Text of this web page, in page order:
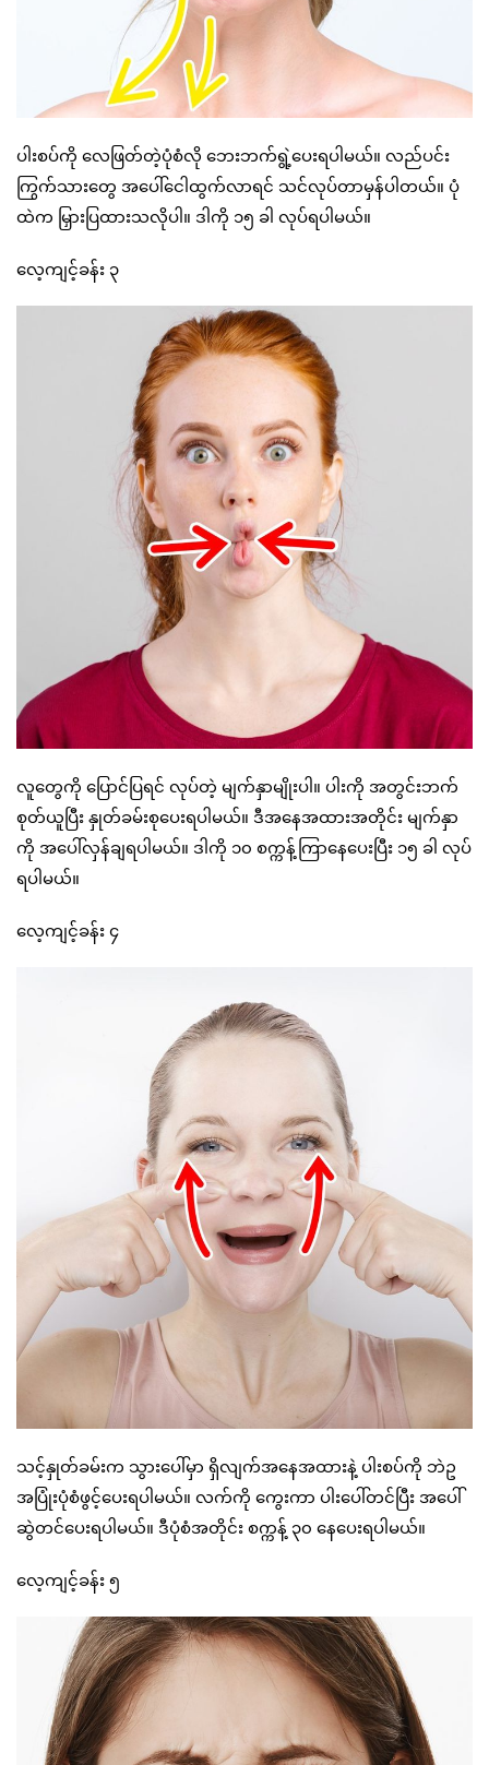
ပါးစပ်ကို လေဖြတ်တဲ့ပုံစံလို ဘေးဘက်ရွဲ့ပေးရပါမယ်။ လည်ပင်း
ကြွက်သားတွေ အပေါ်ငေါထွက်လာရင် သင်လုပ်တာမှန်ပါတယ်။ ပုံ
ထဲက မြှားပြထားသလိုပါ။ ဒါကို ၁၅ ခါ လုပ်ရပါမယ်။
လေ့ကျင့်ခန်း ၃
လူတွေကို ပြောင်ပြရင် လုပ်တဲ့ မျက်နှာမျိုးပါ။ ပါးကို အတွင်းဘက်
စုတ်ယူပြီး နှုတ်ခမ်းစုပေးရပါမယ်။ ဒီအနေအထားအတိုင်း မျက်နှာ
ကို အပေါ်လှန်ချရပါမယ်။ ဒါကို ၁၀ စက္ကန့်ကြာနေပေးပြီး ၁၅ ခါ လုပ်
ရပါမယ်။
လေ့ကျင့်ခန်း ၄
သင့်နှုတ်ခမ်းက သွားပေါ်မှာ ရှိလျက်အနေအထားနဲ့ ပါးစပ်ကို ဘဲဥ
အပြုံးပုံစံဖွင့်ပေးရပါမယ်။ လက်ကို ကွေးကာ ပါးပေါ်တင်ပြီး အပေါ်
ဆွဲတင်ပေးရပါမယ်။ ဒီပုံစံအတိုင်း စက္ကန့် ၃၀ နေပေးရပါမယ်။
လေ့ကျင့်ခန်း ၅